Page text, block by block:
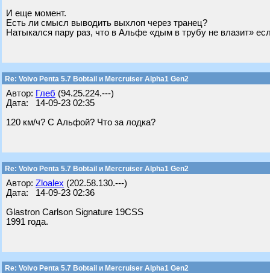
И еще момент.
Есть ли смысл выводить выхлоп через транец?
Натыкался пару раз, что в Альфе «дым в трубу не влазит»
Re: Volvo Penta 5.7 Bobtail и Mercruiser Alpha1 Gen2
Автор: Глеб (94.25.224.---)
Дата: 14-09-23 02:35
120 км/ч? С Альфой? Что за лодка?
Re: Volvo Penta 5.7 Bobtail и Mercruiser Alpha1 Gen2
Автор: Zloalex (202.58.130.---)
Дата: 14-09-23 02:36
Glastron Carlson Signature 19CSS
1991 года.
Re: Volvo Penta 5.7 Bobtail и Mercruiser Alpha1 Gen2